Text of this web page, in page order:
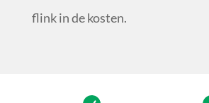
flink in de kosten.